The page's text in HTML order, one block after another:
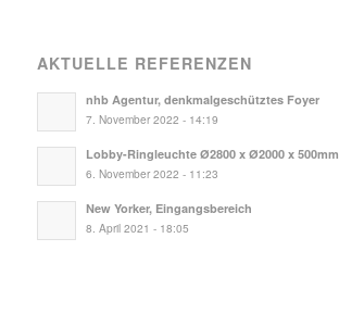
AKTUELLE REFERENZEN
nhb Agentur, denkmalgeschütztes Foyer
7. November 2022 - 14:19
Lobby-Ringleuchte Ø2800 x Ø2000 x 500mm
6. November 2022 - 11:23
New Yorker, Eingangsbereich
8. April 2021 - 18:05